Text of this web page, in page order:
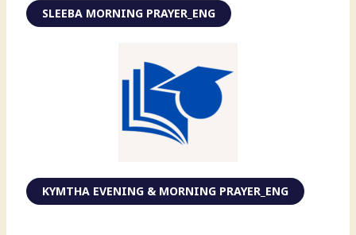
SLEEBA MORNING PRAYER_ENG
KYMTHA EVENING & MORNING PRAYER_ENG